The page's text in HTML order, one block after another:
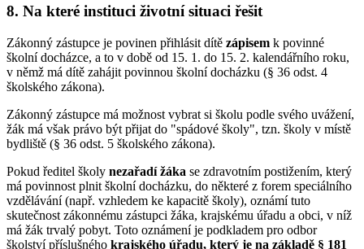
8. Na které instituci životní situaci řešit
Zákonný zástupce je povinen přihlásit dítě zápisem k povinné
školní docházce, a to v době od 15. 1. do 15. 2. kalendářního roku,
v němž má dítě zahájit povinnou školní docházku (§ 36 odst. 4
školského zákona).
Zákonný zástupce má možnost vybrat si školu podle svého uvážení,
žák má však právo být přijat do "spádové školy", tzn. školy v místě
bydliště (§ 36 odst. 5 školského zákona).
Pokud ředitel školy nezařadí žáka se zdravotním postižením, který
má povinnost plnit školní docházku, do některé z forem speciálního
vzdělávání (např. vzhledem ke kapacitě školy), oznámí tuto
skutečnost zákonnému zástupci žáka, krajskému úřadu a obci, v níž
má žák trvalý pobyt. Toto oznámení je podkladem pro odbor
školství příslušného krajského úřadu, který je na základě § 181